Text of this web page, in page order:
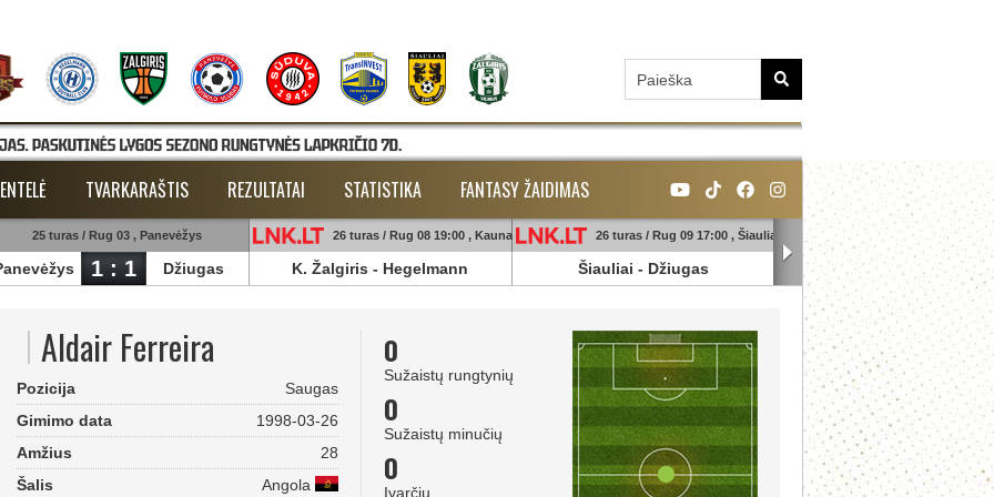
TVARKARAŠTIS REZULTATAI STATISTIKA FANTASY ŽAIDIMAS
25 turas / Rug 03 , Panevėžys
1 : 1 Džiugas
26 turas / Rug 08 19:00 , Kaunas
K. Žalgiris - Hegelmann
26 turas / Rug 09 17:00 , Šiauliai
Šiauliai - Džiugas
26 turas / Rug 09 18:45 ,
Banga Sūduva
Aldair Ferreira
Pozicija
Saugas
Gimimo data
1998-03-26
Amžius
28
Šalis
Angola
0
Sužaistų rungtynių
0
Sužaistų minučių
0
Įvarčių